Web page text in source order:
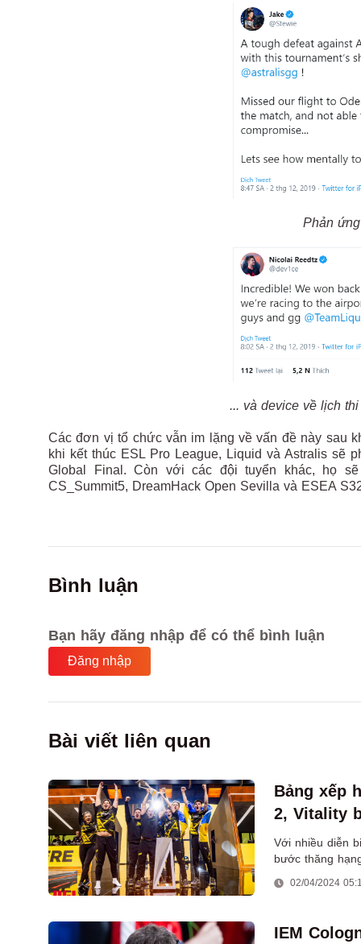
Phản
... và device về lịch
Các đơn vị tổ chức vẫn im lặng về vấn đề này sau
khi kết thúc ESL Pro League, Liquid và Astralis sẽ
Global Final. Còn với các đội tuyển khác, họ
CS_Summit5, DreamHack Open Sevilla và ESEA
Bình luận
Bạn hãy đăng nhập để có thể bình luận
Đăng nhập
Bài viết liên quan
Bảng xếp
2, Vitality
Với nhiều diễn
bước thăng
4 sau khi kết
02/04/2024
IEM